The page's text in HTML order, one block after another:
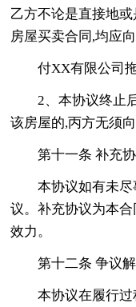
乙方不论是直接地
房屋买卖合同,均应
付XX有限公司
2、本协议终止
该房屋的,丙方无须
第十一条 补充
本协议如有未
议。补充协议为本
效力。
第十二条 争议
本协议在履行